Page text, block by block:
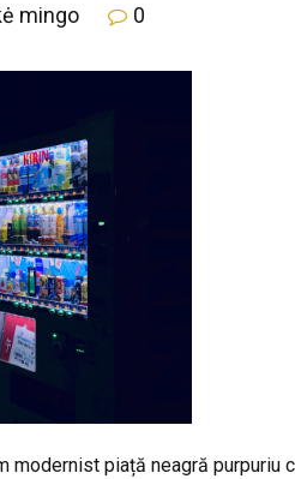
mingo 0
modernist piață neagră